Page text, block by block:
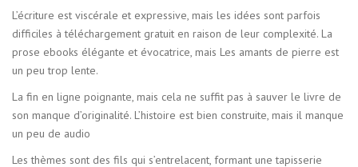
L’écriture est viscérale et expressive, mais les idées sont parfois
difficiles à téléchargement gratuit en raison de leur complexité. La
prose ebooks élégante et évocatrice, mais Les amants de pierre est
un peu trop lente.
La fin en ligne poignante, mais cela ne suffit pas à sauver le livre de
son manque d’originalité. L’histoire est bien construite, mais il manque
un peu de audio
Les thèmes sont des fils qui s’entrelacent, formant une tapisserie